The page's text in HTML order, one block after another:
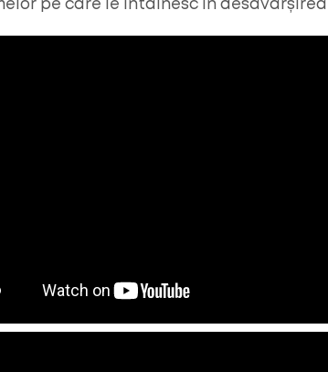
pe care le întâlnesc în